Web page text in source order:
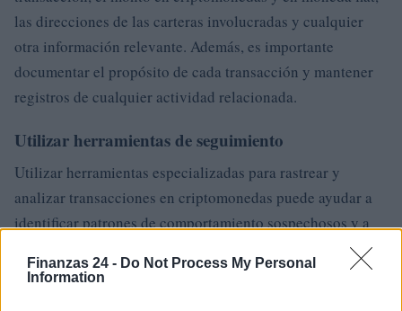
Finanzas 24 - Do Not Process My Personal
Information
las direcciones de las carteras involucradas y cualquier
otra información relevante. Además, es importante
documentar el propósito de cada transacción y mantener
registros de cualquier actividad relacionada.
Utilizar herramientas de seguimiento
Utilizar herramientas especializadas para rastrear y
analizar transacciones en criptomonedas puede ayudar a
identificar patrones de comportamiento sospechosos y a
Estas herramientas pueden permitir rastrear el flujo de